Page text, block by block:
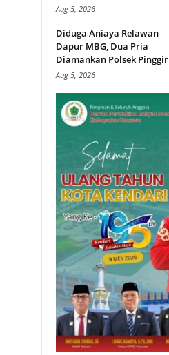
Aug 5, 2026
Diduga Aniaya Relawan
Dapur MBG, Dua Pria
Diamankan Polsek Pinggir
Aug 5, 2026